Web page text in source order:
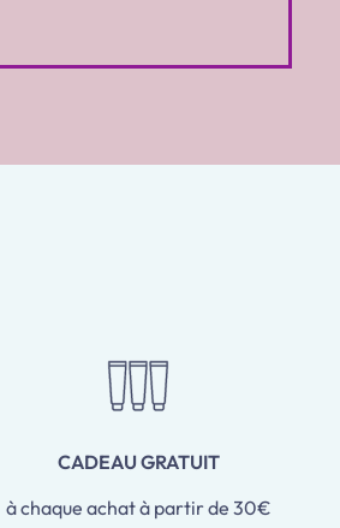
CADEAU GRATUIT
à chaque achat à partir de 30€